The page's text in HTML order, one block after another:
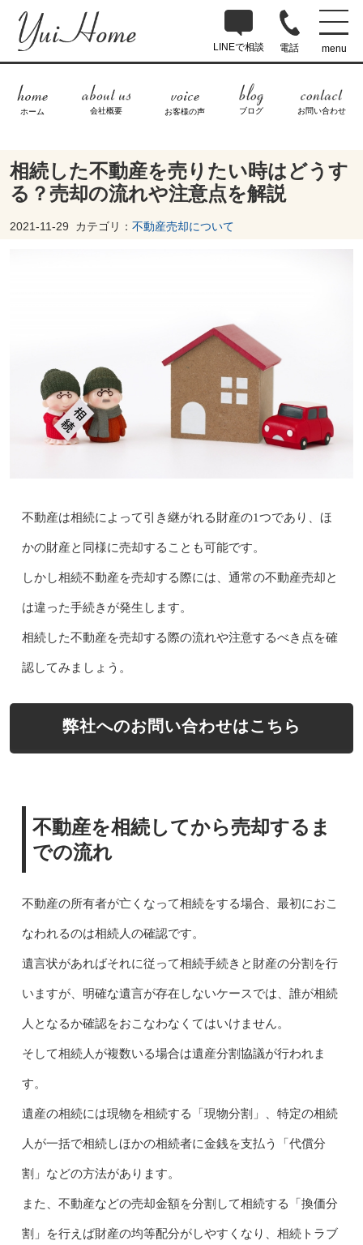
LINEで相談 電話 menu
ホーム 会社概要 お客様の声 ブログ お問い合わせ
相続した不動産を売りたい時はどうす
る？売却の流れや注意点を解説
2021-11-29 カテゴリ： 不動産売却について
不動産は相続によって引き継がれる財産の1つであり、ほ
かの財産と同様に売却することも可能です。
しかし相続不動産を売却する際には、通常の不動産売却と
は違った手続きが発生します。
相続した不動産を売却する際の流れや注意するべき点を確
認してみましょう。
弊社へのお問い合わせはこちら
不動産を相続してから売却するま
での流れ
不動産の所有者が亡くなって相続をする場合、最初におこ
なわれるのは相続人の確認です。
遺言状があればそれに従って相続手続きと財産の分割を行
いますが、明確な遺言が存在しないケースでは、誰が相続
人となるか確認をおこなわなくてはいけません。
そして相続人が複数いる場合は遺産分割協議が行われま
す。
遺産の相続には現物を相続する「現物分割」、特定の相続
人が一括で相続しほかの相続者に金銭を支払う「代償分
割」などの方法があります。
また、不動産などの売却金額を分割して相続する「換価分
割」を行えば財産の均等配分がしやすくなり、相続トラブ